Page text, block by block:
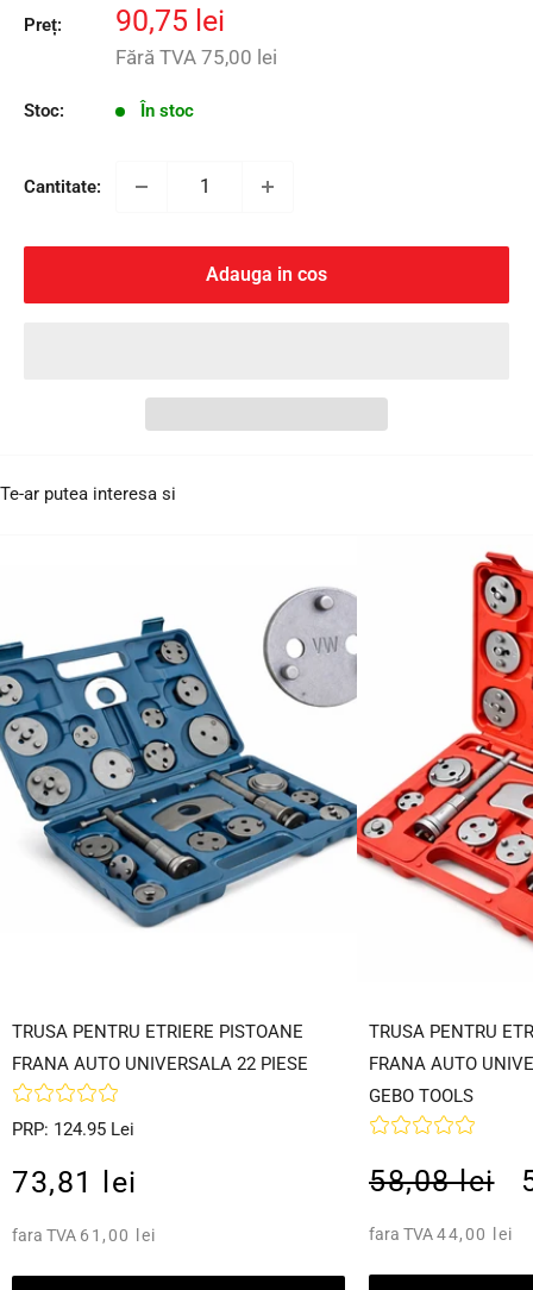
Preț:
Preț
redus
90,75 lei
Fără TVA 75,00 lei
Stoc: În stoc
Cantitate:
Adauga in cos
Te-ar putea interesa si
TRUSA PENTRU ETRIERE PISTOANE
FRANA AUTO UNIVERSALA 22 PIESE
PRP: 124.95 Lei
73,81 lei
fara TVA 61,00 lei
TRUSA PENTRU
FRANA AUTO
GEBO TOOLS
58,08 lei
fara TVA44,00 lei